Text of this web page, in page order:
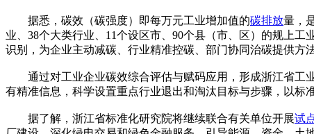
据悉，碳效（碳强度）即每万元工业增加值的碳排放量，
业、38个大类行业、11个设区市、90个县（市、区）的规上
识别，为企业主动减碳、行业精准控碳、部门协同治碳提供方
通过对工业企业碳效综合评估与赋码应用，形成浙江省工业
有精准信息，科学设置重点行业退出和淘汰目标与步骤，以标
据了解，浙江省标准化研究院将继续联合有关单位开展试